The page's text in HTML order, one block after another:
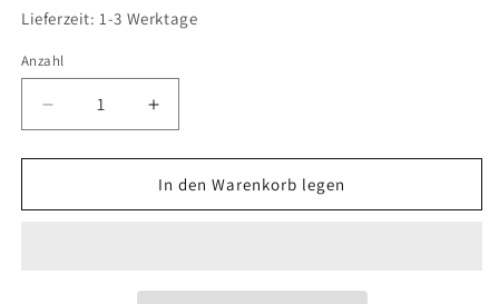
Lieferzeit: 1-3 Werktage
Anzahl
Verringere
die
Menge
LUKAS
Erhöhe
die
Menge
für
LUKAS
In den Warenkorb legen